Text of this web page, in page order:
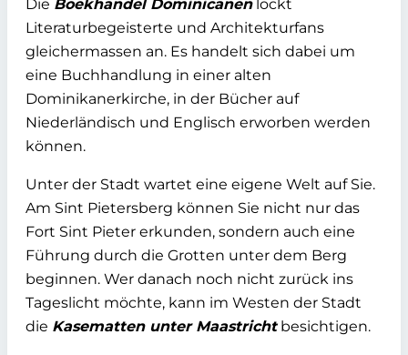
Die Boekhandel Dominicanenlockt
Literaturbegeisterte und Architekturfans
gleichermassen an. Es handelt sich dabei um
eine Buchhandlung in einer alten
Dominikanerkirche, in der Bücher auf
Niederländisch und Englisch erworben werden
können.
Unter der Stadt wartet eine eigene Welt auf Sie.
Am Sint Pietersberg können Sie nicht nur das
Fort Sint Pieter erkunden, sondern auch eine
Führung durch die Grotten unter dem Berg
beginnen. Wer danach noch nicht zurück ins
Tageslicht möchte, kann im Westen der Stadt
die Kasematten unter Maastrichtbesichtigen.